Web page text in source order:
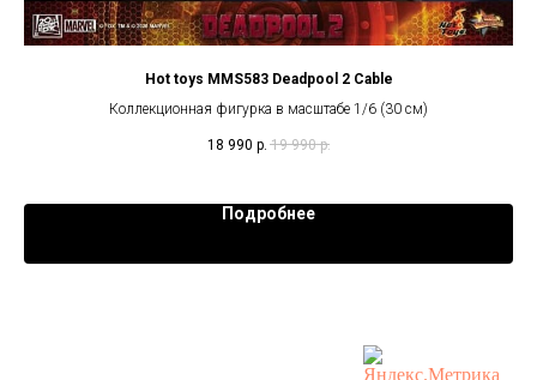
Hot toys MMS583 Deadpool 2 Cable
Коллекционная фигурка в масштабе 1/6 (30 см)
18 990 р. 19 990 р.
Подробнее